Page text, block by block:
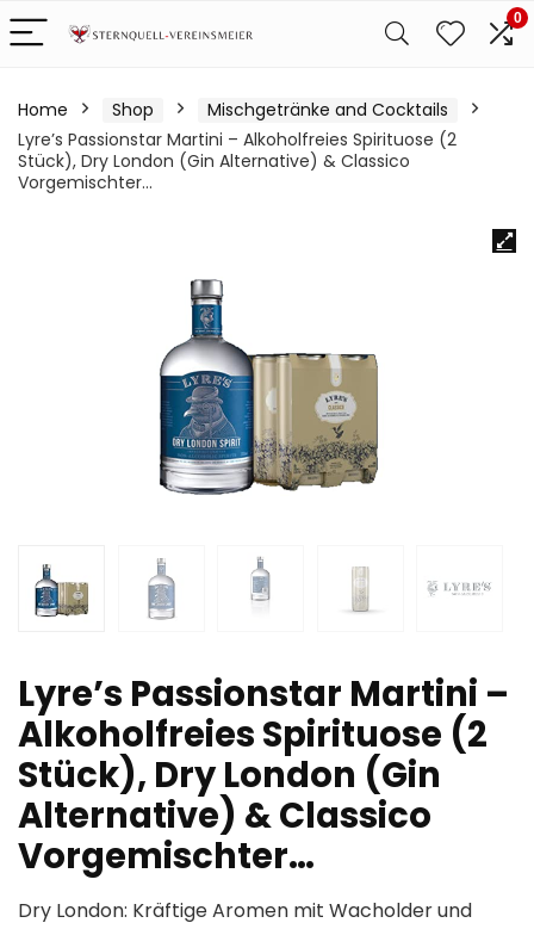
0
Home Shop
Mischgetränke and Cocktails
Lyre’s Passionstar Martini – Alkoholfreies Spirituose (2
Stück), Dry London (Gin Alternative) & Classico
Vorgemischter…
Lyre’s Passionstar Martini –
Alkoholfreies Spirituose (2
Stück), Dry London (Gin
Alternative) & Classico
Vorgemischter…
Dry London: Kräftige Aromen mit Wacholder und